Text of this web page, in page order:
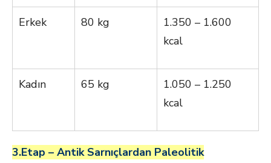
Erkek 80 kg
1.350 – 1.600
kcal
Kadın 65 kg
1.050 – 1.250
kcal
3.Etap – Antik Sarnıçlardan Paleolitik